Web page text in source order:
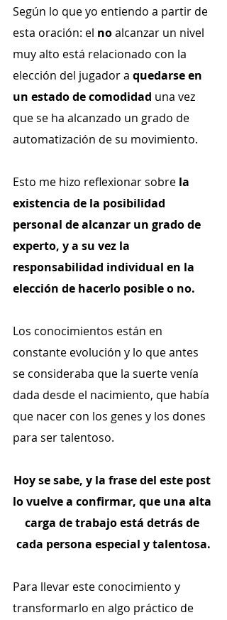
Según lo que yo entiendo a partir de
esta oración: el no alcanzar un nivel
muy alto está relacionado con la
elección del jugador a quedarse en
un estado de comodidad una vez
que se ha alcanzado un grado de
automatización de su movimiento.
Esto me hizo reflexionar sobre la
existencia de la posibilidad
personal de alcanzar un grado de
experto, y a su vez la
responsabilidad individual en la
elección de hacerlo posible o no.
Los conocimientos están en
constante evolución y lo que antes
se consideraba que la suerte venía
dada desde el nacimiento, que había
que nacer con los genes y los dones
para ser talentoso.
Hoy se sabe, y la frase del este post
lo vuelve a confirmar, que una alta
carga de trabajo está detrás de
cada persona especial y talentosa.
Para llevar este conocimiento y
transformarlo en algo práctico de